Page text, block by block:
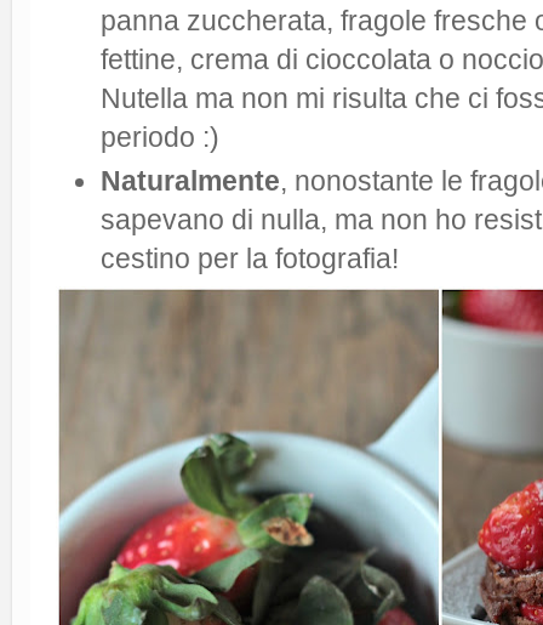
panna zuccherata, fragole fresche
fettine, crema di cioccolata o
Nutella ma non mi risulta che ci
periodo :)
Naturalmente, nonostante le
sapevano di nulla, ma non ho
cestino per la fotografia!